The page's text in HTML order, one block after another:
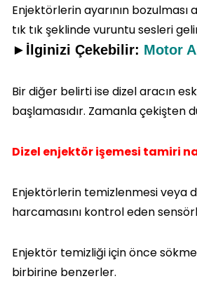
Enjektörlerin ayarının
tık tık şeklinde vuruntu sesleri
►İlginizi Çekebilir: Motor
Bir diğer belirti ise dizel aracın
başlamasıdır. Zamanla
Dizel enjektör işemesi tamiri
Enjektörlerin temizlenmesi veya
harcamasını kontrol eden
Enjektör temizliği için önce
birbirine benzerler.